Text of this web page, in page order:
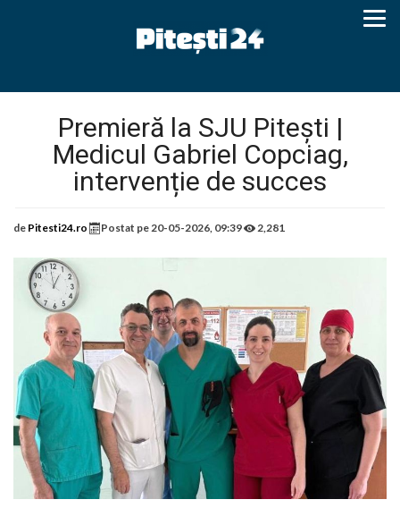
Premieră la SJU Pitești |
Medicul Gabriel Copciag,
intervenție de succes
de Pitesti24.ro Postat pe20-05-2026, 09:39 2,281